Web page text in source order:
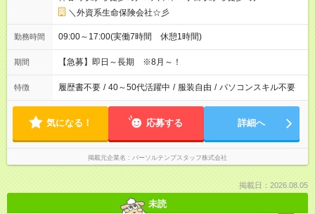
＼外資系生命保険会社☆彡
勤務時間 09:00～17:00(実働7時間 休憩1時間)
期間 【急募】即日～長期 ※8月～！
特徴 履歴書不要 / 40～50代活躍中 / 服装自由 / パソコンスキル不要
気になる！ 応募する 詳細へ
掲載元企業名 パーソルテンプスタッフ株式会社
掲載日：2026.08.05
未読